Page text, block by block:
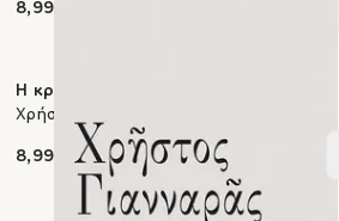
8,99 €
Η κρίση της προφητείας
Χρήστος Γιανναράς
8,99 €